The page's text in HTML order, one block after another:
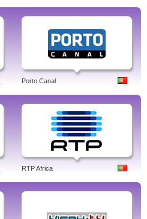
Porto Canal
RTP Africa